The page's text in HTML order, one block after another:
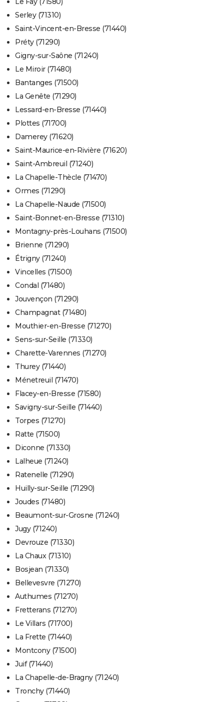
Serley (71310)
Saint-Vincent-en-Bresse (71440)
Préty (71290)
Gigny-sur-Saône (71240)
Le Miroir (71480)
Bantanges (71500)
La Genête (71290)
Lessard-en-Bresse (71440)
Plottes (71700)
Damerey (71620)
Saint-Maurice-en-Rivière (71620)
Saint-Ambreuil (71240)
La Chapelle-Thècle (71470)
Ormes (71290)
La Chapelle-Naude (71500)
Saint-Bonnet-en-Bresse (71310)
Montagny-près-Louhans (71500)
Brienne (71290)
Étrigny (71240)
Vincelles (71500)
Condal (71480)
Jouvençon (71290)
Champagnat (71480)
Mouthier-en-Bresse (71270)
Sens-sur-Seille (71330)
Charette-Varennes (71270)
Thurey (71440)
Ménetreuil (71470)
Flacey-en-Bresse (71580)
Savigny-sur-Seille (71440)
Torpes (71270)
Ratte (71500)
Diconne (71330)
Lalheue (71240)
Ratenelle (71290)
Huilly-sur-Seille (71290)
Joudes (71480)
Beaumont-sur-Grosne (71240)
Jugy (71240)
Devrouze (71330)
La Chaux (71310)
Bosjean (71330)
Bellevesvre (71270)
Authumes (71270)
Fretterans (71270)
Le Villars (71700)
La Frette (71440)
Montcony (71500)
Juif (71440)
La Chapelle-de-Bragny (71240)
Tronchy (71440)